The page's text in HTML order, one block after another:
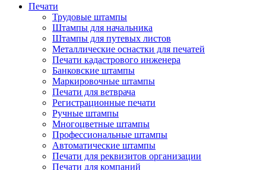
Печати
Трудовые штампы
Штампы для начальника
Штампы для путевых листов
Металлические оснастки для печатей
Печати кадастрового инженера
Банковские штампы
Маркировочные штампы
Печати для ветврача
Регистрационные печати
Ручные штампы
Многоцветные штампы
Профессиональные штампы
Автоматические штампы
Печати для реквизитов организации
Печати для компаний